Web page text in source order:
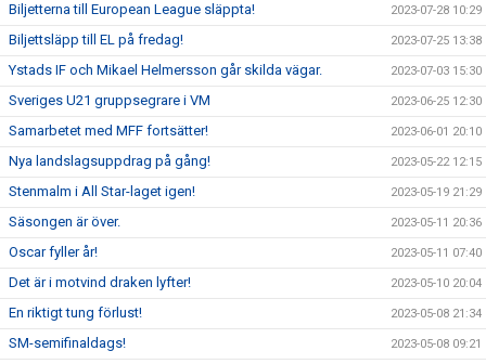
Biljetterna till European League släppta! 2023-07-28 10:29
Biljettsläpp till EL på fredag! 2023-07-25 13:38
Ystads IF och Mikael Helmersson går skilda vägar. 2023-07-03 15:30
Sveriges U21 gruppsegrare i VM 2023-06-25 12:30
Samarbetet med MFF fortsätter! 2023-06-01 20:10
Nya landslagsuppdrag på gång! 2023-05-22 12:15
Stenmalm i All Star-laget igen! 2023-05-19 21:29
Säsongen är över. 2023-05-11 20:36
Oscar fyller år! 2023-05-11 07:40
Det är i motvind draken lyfter! 2023-05-10 20:04
En riktigt tung förlust! 2023-05-08 21:34
SM-semifinaldags! 2023-05-08 09:21